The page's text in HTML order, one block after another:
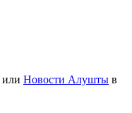
или Новости Алушты в